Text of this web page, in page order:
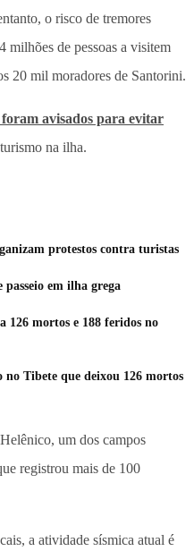
o risco de tremores
milhões de pessoas a visitem
20 mil moradores de Santorini.
avisados para evitar
na ilha.
protestos contra turistas
em ilha grega
126 mortos e 188 feridos no
Tibete que deixou 126 mortos
um dos campos
registrou mais de 100
a atividade sísmica atual é